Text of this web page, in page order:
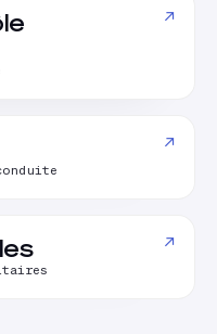
↗
↗
↗